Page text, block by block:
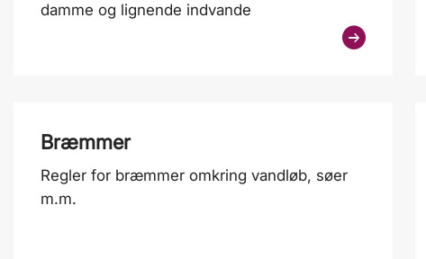
damme og lignende indvande
Bræmmer
Regler for bræmmer omkring vandløb, søer
m.m.